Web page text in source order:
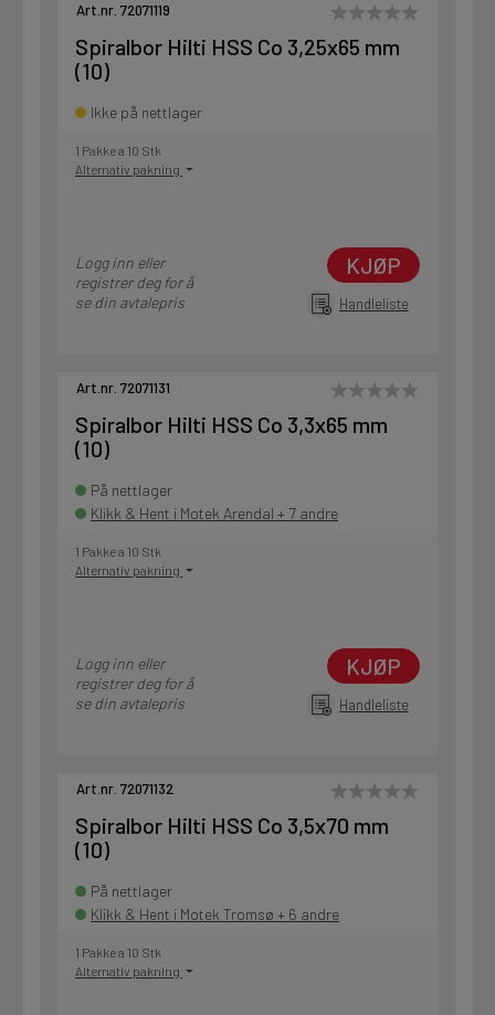
Art.nr. 72071119
Spiralbor Hilti HSS Co 3,25x65 mm
(10)
Ikke på nettlager
1 Pakke a 10 Stk
Alternativ pakning
Logg inn eller
registrer deg for å
se din avtalepris
KJØP
Handleliste
Art.nr. 72071131
Spiralbor Hilti HSS Co 3,3x65 mm
(10)
På nettlager
Klikk & Hent i Motek Arendal + 7 andre
1 Pakke a 10 Stk
Alternativ pakning
Logg inn eller
registrer deg for å
se din avtalepris
KJØP
Handleliste
Art.nr. 72071132
Spiralbor Hilti HSS Co 3,5x70 mm
(10)
På nettlager
Klikk & Hent i Motek Tromsø + 6 andre
1 Pakke a 10 Stk
Alternativ pakning